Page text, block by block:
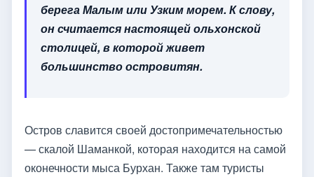
берега Малым или Узким морем. К слову,
он считается настоящей ольхонской
столицей, в которой живет
большинство островитян.
Остров славится своей достопримечательностью
— скалой Шаманкой, которая находится на самой
оконечности мыса Бурхан. Также там туристы